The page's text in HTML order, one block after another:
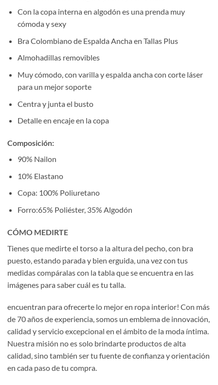
Con la copa interna en algodón es una prenda muy
cómoda y sexy
Bra Colombiano de Espalda Ancha en Tallas Plus
Almohadillas removibles
Muy cómodo, con varilla y espalda ancha con corte láser
para un mejor soporte
Centra y junta el busto
Detalle en encaje en la copa
Composición:
90% Nailon
10% Elastano
Copa: 100% Poliuretano
Forro:65% Poliéster, 35% Algodón
CÓMO MEDIRTE
Tienes que medirte el torso a la altura del pecho, con bra
puesto, estando parada y bien erguida, una vez con tus
medidas compáralas con la tabla que se encuentra en las
imágenes para saber cuál es tu talla.
encuentran para ofrecerte lo mejor en ropa interior! Con más
de 70 años de experiencia, somos un emblema de innovación,
calidad y servicio excepcional en el ámbito de la moda íntima.
Nuestra misión no es solo brindarte productos de alta
calidad, sino también ser tu fuente de confianza y orientación
en cada paso de tu compra.